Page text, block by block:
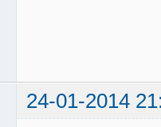
24-01-2014